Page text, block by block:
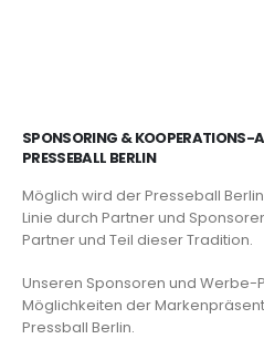
SPONSORING & KOOPERATIONS-
PRESSEBALL BERLIN
Möglich wird der Presseball
Linie durch Partner und
Partner und Teil dieser Tradition.
Unseren Sponsoren und
Möglichkeiten der
Pressball Berlin.